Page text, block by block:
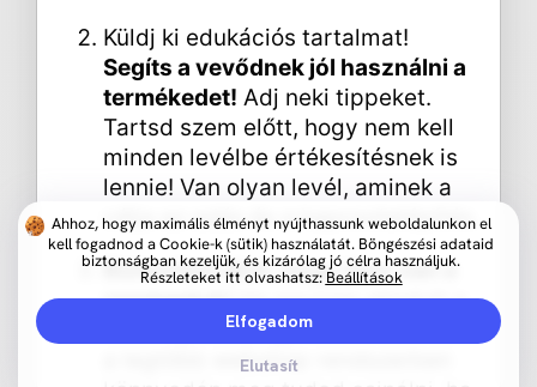
Küldj ki edukációs tartalmat!
Segíts a vevődnek jól használni a
termékedet! Adj neki tippeket.
Tartsd szem előtt, hogy nem kell
minden levélbe értékesítésnek is
lennie! Van olyan levél, aminek a
célja az adás és a kapcsolatépítés.
Biztosítsd őket, hogy úton van a
csomagjuk!Ha egyszer elindult a
csomag, küldj egy emailt róla! Ezt
a legtöbb webshop rendszerben
Ahhoz, hogy maximális élményt nyújthassunk weboldalunkon el
kell fogadnod a Cookie-k (sütik) használatát. Böngészési adataid
biztonságban kezeljük, és kizárólag jó célra használjuk.
Részleteket itt olvashatsz: Beállítások
Elfogadom
Elutasít